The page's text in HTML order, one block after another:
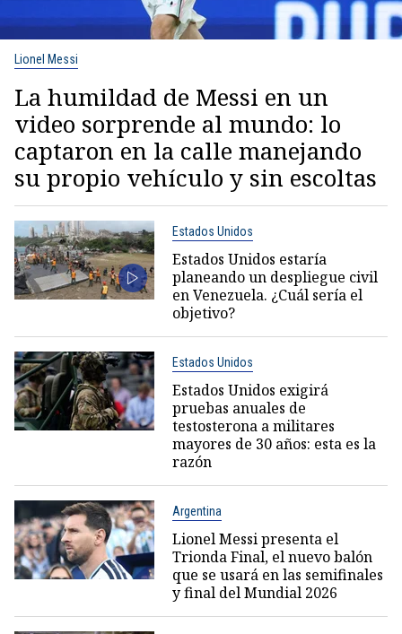
Lionel Messi
La humildad de Messi en un
video sorprende al mundo: lo
captaron en la calle manejando
su propio vehículo y sin escoltas
Estados Unidos
Estados Unidos estaría
planeando un despliegue civil
en Venezuela. ¿Cuál sería el
objetivo?
Estados Unidos
Estados Unidos exigirá
pruebas anuales de
testosterona a militares
mayores de 30 años: esta es la
razón
Argentina
Lionel Messi presenta el
Trionda Final, el nuevo balón
que se usará en las semifinales
y final del Mundial 2026